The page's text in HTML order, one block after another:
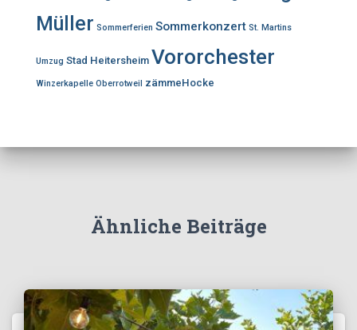
Müller Sommerferien Sommerkonzert St. Martins
Umzug Stad Heitersheim Vororchester
Winzerkapelle Oberrotweil zämmeHocke
Ähnliche Beiträge